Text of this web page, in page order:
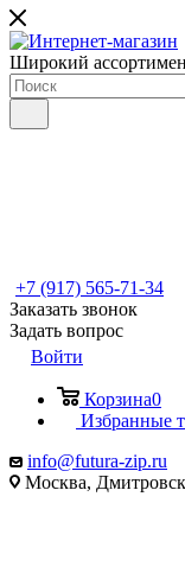
Широкий
+7 (917) 565-71-34
Заказать звонок
Задать вопрос
Войти
Корзина0
Избранные
info@futura-zip.ru
Москва,